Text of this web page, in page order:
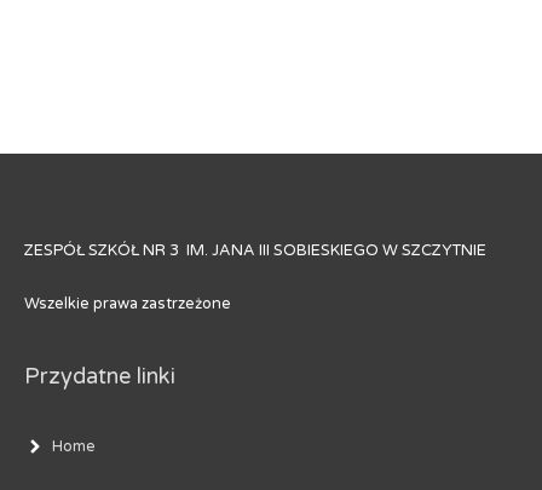
ZESPÓŁ SZKÓŁ NR 3 IM. JANA III SOBIESKIEGO W SZCZYTNIE
Wszelkie prawa zastrzeżone
Przydatne linki
Home